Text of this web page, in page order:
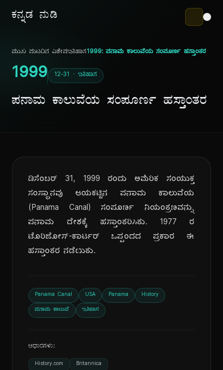
ಕನ್ನಡ ನುಡಿ
ಮುಖ ಪುಟದಿನ ವಿಶೇಷಇತಿಹಾಸ1999: ಪನಾಮ ಕಾಲುವೆಯ ಸಂಪೂರ್ಣ ಹಸ್ತಾಂತರ
1999 12-31 · ಇತಿಹಾಸ
ಪನಾಮ ಕಾಲುವೆಯ ಸಂಪೂರ್ಣ ಹಸ್ತಾಂತರ
ಡಿಸೆಂಬರ್ 31, 1999 ರಂದು ಅಮೆರಿಕ ಸಂಯುಕ್ತ
ಸಂಸ್ಥಾನವು ಆಯಕಟ್ಟಿನ ಪನಾಮ ಕಾಲುವೆಯ
(Panama Canal) ಸಂಪೂರ್ಣ ನಿಯಂತ್ರಣವನ್ನು
ಪನಾಮ ದೇಶಕ್ಕೆ ಹಸ್ತಾಂತರಿಸಿತು. 1977 ರ
ಟೊರಿಜೋಸ್-ಕಾರ್ಟರ್ ಒಪ್ಪಂದದ ಪ್ರಕಾರ ಈ
ಹಸ್ತಾಂತರ ನಡೆಯಿತು.
Panama Canal USA Panama History
ಪನಾಮ ಕಾಲುವೆ ಇತಿಹಾಸ
ಆಧಾರಗಳು:
History.com Britannica